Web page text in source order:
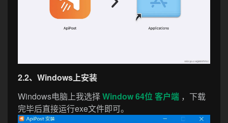
2.2、Windows上安装
Windows电脑上我选择Window 64位 客户端 ，下载
完毕后直接运行exe文件即可。